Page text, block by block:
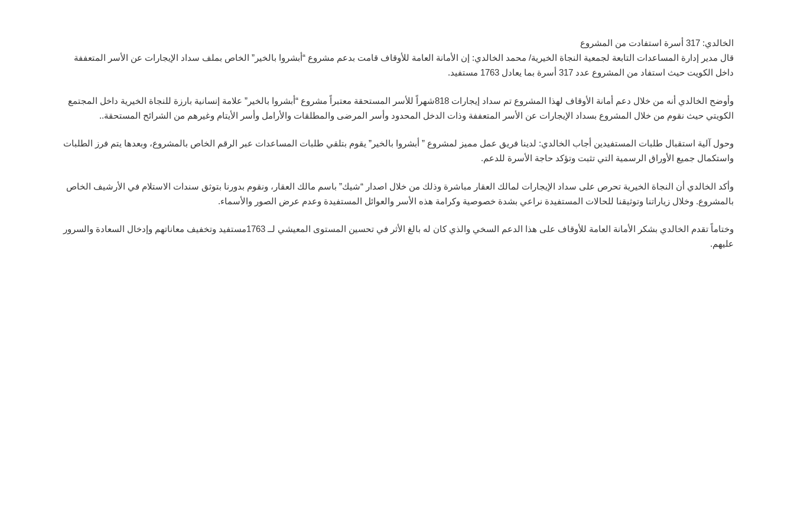
الخالدي: 317 أسرة استفادت من المشروع
قال مدير إدارة المساعدات التابعة لجمعية النجاة الخيرية/ محمد الخالدي: إن الأمانة العامة للأوقاف قامت بدعم مشروع “أبشروا بالخير” الخاص بملف سداد الإيجارات عن الأسر المتعففة
داخل الكويت حيث استفاد من المشروع عدد 317 أسرة بما يعادل 1763 مستفيد.
وأوضح الخالدي أنه من خلال دعم أمانة الأوقاف لهذا المشروع تم سداد إيجارات 818شهراً للأسر المستحقة معتبراً مشروع “أبشروا بالخير” علامة إنسانية بارزة للنجاة الخيرية داخل المجتمع
الكويتي حيث نقوم من خلال المشروع بسداد الإيجارات عن الأسر المتعففة وذات الدخل المحدود وأسر المرضى والمطلقات والأرامل وأسر الأيتام وغيرهم من الشرائح المستحقة..
وحول آلية استقبال طلبات المستفيدين أجاب الخالدي: لدينا فريق عمل مميز لمشروع ” أبشروا بالخير” يقوم بتلقي طلبات المساعدات عبر الرقم الخاص بالمشروع، وبعدها يتم فرز الطلبات
واستكمال جميع الأوراق الرسمية التي تثبت وتؤكد حاجة الأسرة للدعم.
وأكد الخالدي أن النجاة الخيرية تحرص على سداد الإيجارات لمالك العقار مباشرة وذلك من خلال اصدار “شيك” باسم مالك العقار، ونقوم بدورنا بتوثق سندات الاستلام في الأرشيف الخاص
بالمشروع. وخلال زياراتنا وتوثيقنا للحالات المستفيدة نراعي بشدة خصوصية وكرامة هذه الأسر والعوائل المستفيدة وعدم عرض الصور والأسماء.
وختاماً تقدم الخالدي بشكر الأمانة العامة للأوقاف على هذا الدعم السخي والذي كان له بالغ الأثر في تحسين المستوى المعيشي لــ 1763مستفيد وتخفيف معاناتهم وإدخال السعادة والسرور
عليهم.